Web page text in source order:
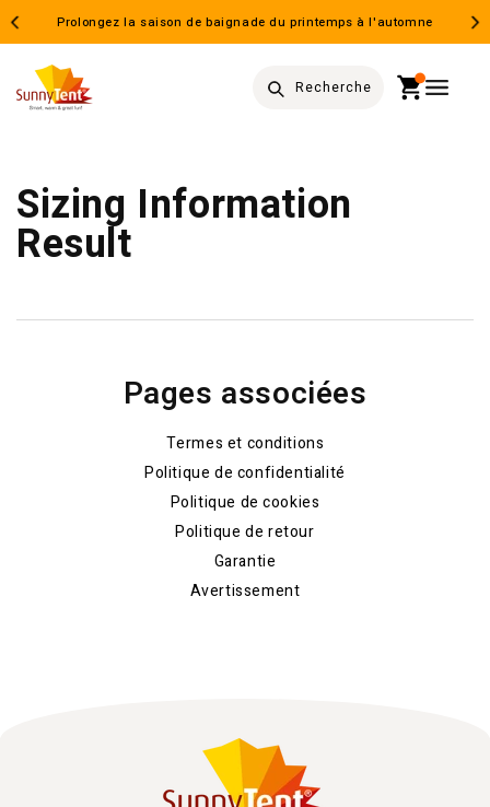
passer
au
contenu
Prolongez la saison de baignade du printemps à l'automne
Recherche Panier
Sizing Information
Result
Pages associées
Termes et conditions
Politique de confidentialité
Politique de cookies
Politique de retour
Garantie
Avertissement